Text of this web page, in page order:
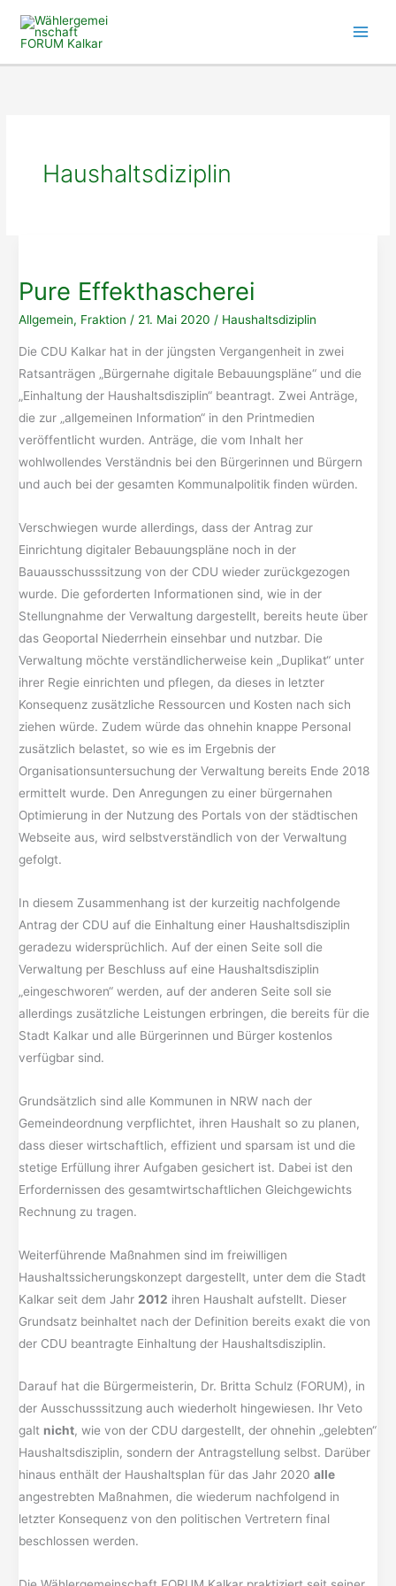
Inhalt
Haushaltsdiziplin
Pure Effekthascherei
Allgemein, Fraktion / 21. Mai 2020 / Haushaltsdiziplin
Die CDU Kalkar hat in der jüngsten Vergangenheit in zwei
Ratsanträgen „Bürgernahe digitale Bebauungspläne“ und die
„Einhaltung der Haushaltsdisziplin“ beantragt. Zwei Anträge,
die zur „allgemeinen Information“ in den Printmedien
veröffentlicht wurden. Anträge, die vom Inhalt her
wohlwollendes Verständnis bei den Bürgerinnen und Bürgern
und auch bei der gesamten Kommunalpolitik finden würden.
Verschwiegen wurde allerdings, dass der Antrag zur
Einrichtung digitaler Bebauungspläne noch in der
Bauausschusssitzung von der CDU wieder zurückgezogen
wurde. Die geforderten Informationen sind, wie in der
Stellungnahme der Verwaltung dargestellt, bereits heute über
das Geoportal Niederrhein einsehbar und nutzbar. Die
Verwaltung möchte verständlicherweise kein „Duplikat“ unter
ihrer Regie einrichten und pflegen, da dieses in letzter
Konsequenz zusätzliche Ressourcen und Kosten nach sich
ziehen würde. Zudem würde das ohnehin knappe Personal
zusätzlich belastet, so wie es im Ergebnis der
Organisationsuntersuchung der Verwaltung bereits Ende 2018
ermittelt wurde. Den Anregungen zu einer bürgernahen
Optimierung in der Nutzung des Portals von der städtischen
Webseite aus, wird selbstverständlich von der Verwaltung
gefolgt.
In diesem Zusammenhang ist der kurzeitig nachfolgende
Antrag der CDU auf die Einhaltung einer Haushaltsdisziplin
geradezu widersprüchlich. Auf der einen Seite soll die
Verwaltung per Beschluss auf eine Haushaltsdisziplin
„eingeschworen“ werden, auf der anderen Seite soll sie
allerdings zusätzliche Leistungen erbringen, die bereits für die
Stadt Kalkar und alle Bürgerinnen und Bürger kostenlos
verfügbar sind.
Grundsätzlich sind alle Kommunen in NRW nach der
Gemeindeordnung verpflichtet, ihren Haushalt so zu planen,
dass dieser wirtschaftlich, effizient und sparsam ist und die
stetige Erfüllung ihrer Aufgaben gesichert ist. Dabei ist den
Erfordernissen des gesamtwirtschaftlichen Gleichgewichts
Rechnung zu tragen.
Weiterführende Maßnahmen sind im freiwilligen
Haushaltssicherungskonzept dargestellt, unter dem die Stadt
Kalkar seit dem Jahr 2012 ihren Haushalt aufstellt. Dieser
Grundsatz beinhaltet nach der Definition bereits exakt die von
der CDU beantragte Einhaltung der Haushaltsdisziplin.
Darauf hat die Bürgermeisterin, Dr. Britta Schulz (FORUM), in
der Ausschusssitzung auch wiederholt hingewiesen. Ihr Veto
galt nicht, wie von der CDU dargestellt, der ohnehin „gelebten“
Haushaltsdisziplin, sondern der Antragstellung selbst. Darüber
hinaus enthält der Haushaltsplan für das Jahr 2020alle
angestrebten Maßnahmen, die wiederum nachfolgend in
letzter Konsequenz von den politischen Vertretern final
beschlossen werden.